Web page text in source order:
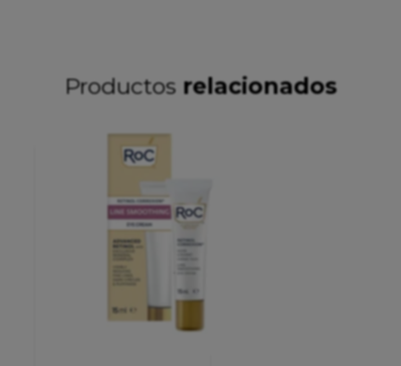
Productos relacionados